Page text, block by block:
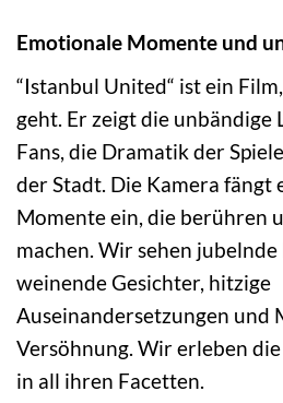
Emotionale Momente und
“Istanbul United“ ist ein
geht. Er zeigt die unbändige
Fans, die Dramatik der
der Stadt. Die Kamera fängt
Momente ein, die berühren
machen. Wir sehen jubelnde
weinende Gesichter, hitzige
Auseinandersetzungen und
Versöhnung. Wir erleben
in all ihren Facetten.